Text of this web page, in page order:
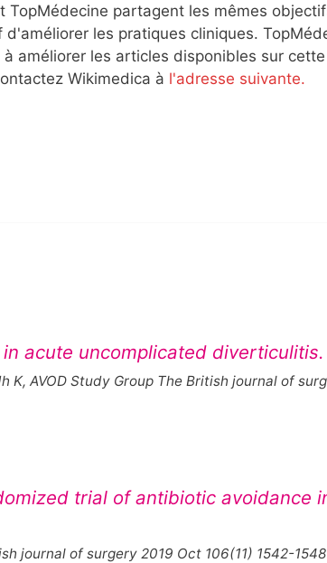
partagent les mêmes
les pratiques cliniques.
améliorer les articles disponibles sur cette
Wikimedica à l'adresse suivante.
acute uncomplicated diverticulitis.
K, AVOD Study Group The British journal of
trial of antibiotic avoidance
journal of surgery 2019 Oct 106(11) 1542-1548